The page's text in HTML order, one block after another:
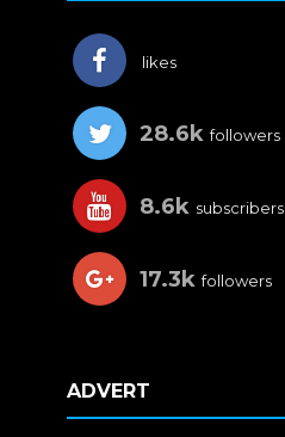
likes
28.6k followers
8.6k subscribers
17.3k followers
ADVERT